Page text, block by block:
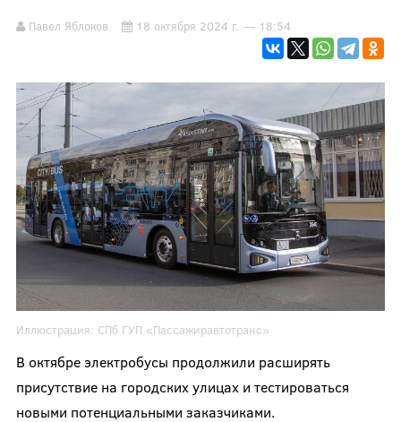
Павел Яблоков 18 октября 2024 г. — 18:54
Иллюстрация: СПб ГУП «Пассажиравтотранс»
В октябре электробусы продолжили расширять
присутствие на городских улицах и тестироваться
новыми потенциальными заказчиками.